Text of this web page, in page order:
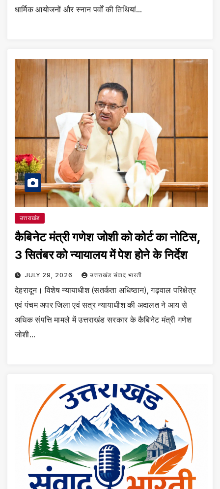
धार्मिक आयोजनों और स्नान पर्वों की तिथियां…
उत्तराखंड
कैबिनेट मंत्री गणेश जोशी को कोर्ट का नोटिस,
3 सितंबर को न्यायालय में पेश होने के निर्देश
JULY 29, 2026 उत्तराखंड संवाद भारती
देहरादून। विशेष न्यायाधीश (सतर्कता अधिष्ठान), गढ़वाल परिक्षेत्र
एवं पंचम अपर जिला एवं सत्र न्यायाधीश की अदालत ने आय से
अधिक संपत्ति मामले में उत्तराखंड सरकार के कैबिनेट मंत्री गणेश
जोशी…